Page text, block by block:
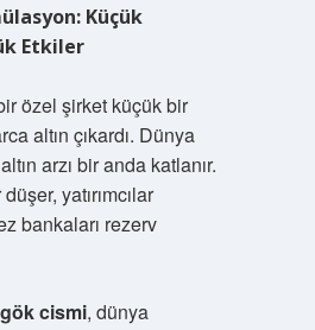
Küçük
Etkiler
özel şirket küçük bir
altın çıkardı. Dünya
arzı bir anda katlanır.
yatırımcılar
bankaları rezerv
cismi, dünya